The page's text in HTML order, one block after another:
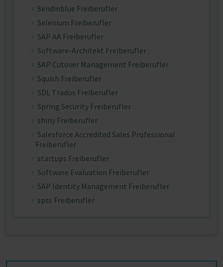
Sendinblue Freiberufler
Selenium Freiberufler
SAP AA Freiberufler
Software-Architekt Freiberufler
SAP Cutover Management Freiberufler
Squish Freiberufler
SDL Trados Freiberufler
Spring Security Freiberufler
shiny Freiberufler
Salesforce Accredited Sales Professional
Freiberufler
startups Freiberufler
Software Evaluation Freiberufler
SAP Identity Management Freiberufler
spss Freiberufler